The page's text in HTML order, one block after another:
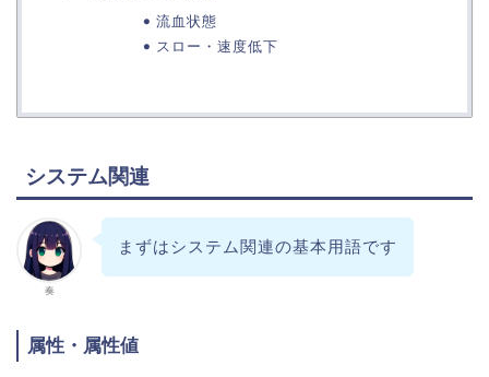
流血状態
スロー・速度低下
システム関連
奏
まずはシステム関連の基本用語です
属性・属性値